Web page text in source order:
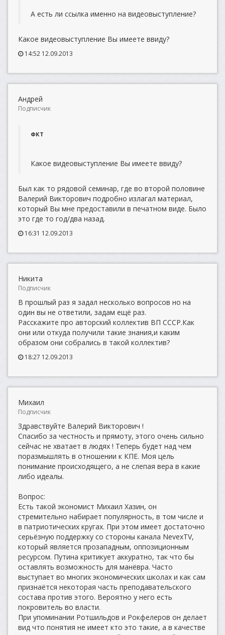
А есть ли ссылка именно на видеовыступление?
Какое видеовыступление Вы имеете ввиду?
14:52 12.09.2013
Андрей
Подписчик
ФКТ
Какое видеовыступление Вы имеете ввиду?
Был как то рядовой семинар, где во второй половине
Валерий Викторович подробно излагал материал,
который Вы мне предоставили в печатном виде. Было
это где то год/два назад.
16:31 12.09.2013
Никита
Подписчик
В прошлый раз я задал несколько вопросов но на
один вы не ответили, задам ещё раз.
Расскажите про авторский коллектив ВП СССР.Как
они или откуда получили такие знания,и каким
образом они собрались в такой коллектив?
18:27 12.09.2013
Михаил
Подписчик
Здравствуйте Валерий Викторович !
Спасибо за честность и прямоту, этого очень сильно
сейчас не хватает в людях ! Теперь будет над чем
поразмышлять в отношении к КПЕ. Моя цель
понимание происходящего, а не слепая вера в какие
либо идеалы.
Вопрос:
Есть такой экономист Михаил Хазин, он
стремительно набирает популярность, в том числе и
в патриотических кругах. При этом имеет достаточно
серьёзную поддержку со стороны канала NevexTV,
который является прозападным, оппозиционным
ресурсом. Путина критикует аккуратно, так что бы
оставлять возможность для манёвра. Часто
выступает во многих экономических школах и как сам
признаётся некоторая часть преподавательского
состава против этого. Вероятно у него есть
покровитель во власти.
При упоминании Ротшильдов и Рокфелеров он делает
вид что понятия не имеет кто это такие, а в качестве